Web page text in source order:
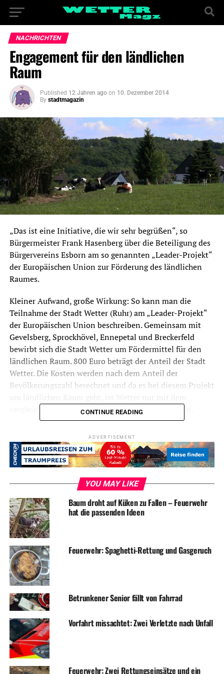
NACHRICHTEN
Engagement für den ländlichen
Raum
Published 12 Jahren ago on 10. Dezember 2014
By stadtmagazin
„Das ist eine Initiative, die wir sehr begrüßen“, so
Bürgermeister Frank Hasenberg über die Beteiligung des
Bürgervereins Esborn am so genannten „Leader-Projekt“
der Europäischen Union zur Förderung des ländlichen
Raumes.
Kleiner Aufwand, große Wirkung: So kann man die
Teilnahme der Stadt Wetter (Ruhr) am „Leader-Projekt“
der Europäischen Union beschreiben. Gemeinsam mit
Gevelsberg, Sprockhövel, Ennepetal und Breckerfeld
bewirbt sich die Stadt Wetter um Fördermittel für den
ländlichen Raum. 800 Euro beträgt der Anteil der Stadt
Wetter. Die Kosten werden nach dem Anteil der
Bevölkerungszahl berechnet und da es bei diesem Projekt
vergleichsweise dünn besiedelten Esborn vertreten.
Millionen Euro in die gesamte Region fließen. Die Gelder
würden dann wiederum entsprechend dem Anteil der
Bevölkerungszahl verteilt.
Entscheidend für den Erfolg ist allerdings das
bürgerschaftliche Engagement: So heißt es in einer
Beschreibung des Leader-Projektes der Bezirksregierung
Arnsberg: „Durch intensive Bürgerbeteiligung und
Vernetzung der lokalen Akteure sollen Ideen, Aktivitäten
und Engagement in ländlichen Regionen angeregt und
vorangebracht werden. In Esborn hat sich bereits ein
Bürgerverein gegründet, der Ideen und Anregungen
sammeln will. Die Stadt freut sich über diese Initiative:
„Bürgerschaftliches Engagement wird in Wetter groß
geschrieben. Die Beteiligung an dem so genannten
„Leader Projekt“ der europäischen Union ist ein weiteres
aktuelles Beispiel dafür“, so Bürgermeister Hasenberg.
Allein die Bewerbung sei schon ein Imagegewinn. „Wenn
wir erfolgreich sind, könnte das eine Initialzündung für
die nächsten Jahre sein.“ Auf einem ersten
CONTINUE READING
ADVERTISEMENT
YOU MAY LIKE
Baum droht auf Küken zu Fallen – Feuerwehr
hat die passenden Ideen
Feuerwehr: Spaghetti-Rettung und Gasgeruch
Betrunkener Senior fällt von Fahrrad
Vorfahrt missachtet: Zwei Verletzte nach Unfall
Feuerwehr: Zwei Rettungseinsätze und ein